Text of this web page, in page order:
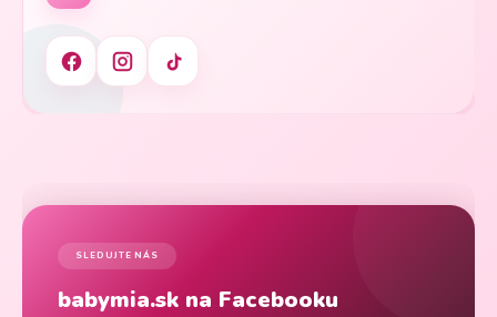
SLEDUJTE NÁS
babymia.sk na Facebooku